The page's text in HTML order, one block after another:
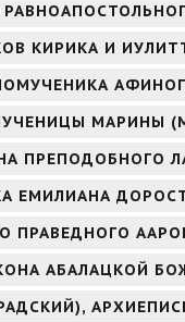
КИРИКА И
МАРИНЫ
ПРЕПОДОБНОГО
ЕМИЛИАНА
ПРАВЕДНОГО
АБАЛАЦКОЙ